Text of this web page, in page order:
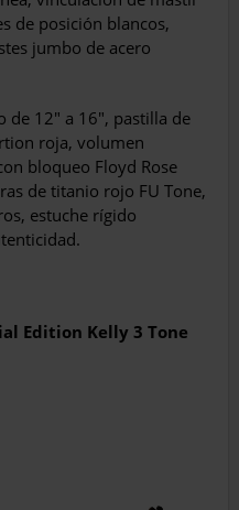
de posición blancos,
jumbo de acero
12″ a 16″, pastilla de
roja, volumen
bloqueo Floyd Rose
de titanio rojo FU Tone,
estuche rígido
Edition Kelly 3 Tone